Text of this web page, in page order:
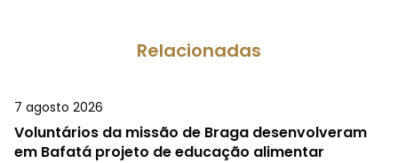
Relacionadas
7 agosto 2026
Voluntários da missão de Braga desenvolveram
em Bafatá projeto de educação alimentar